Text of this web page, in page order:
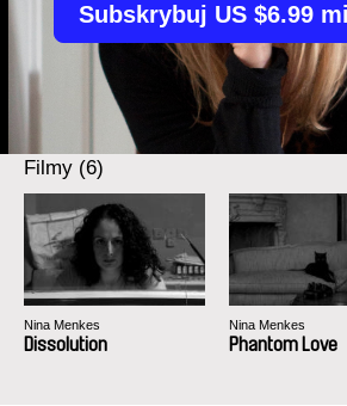
Subskrybuj US $6.99
Filmy (6)
Nina Menkes
Dissolution
Nina Menkes
Phantom Love